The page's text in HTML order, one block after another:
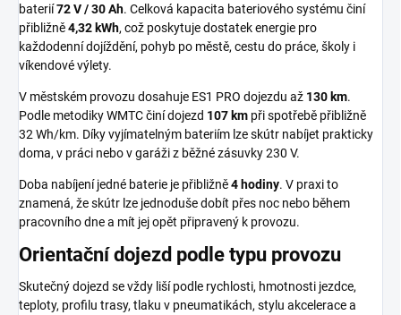
baterií72 V / 30 Ah. Celková kapacita bateriového systému činí
přibližně4,32 kWh, což poskytuje dostatek energie pro
každodenní dojíždění, pohyb po městě, cestu do práce, školy i
víkendové výlety.
V městském provozu dosahuje ES1 PRO dojezdu až 130 km.
Podle metodiky WMTC činí dojezd 107 km při spotřebě přibližně
32 Wh/km. Díky vyjímatelným bateriím lze skútr nabíjet prakticky
doma, v práci nebo v garáži z běžné zásuvky230 V.
Doba nabíjení jedné baterie je přibližně4 hodiny. V praxi to
znamená, že skútr lze jednoduše dobít přes noc nebo během
pracovního dne a mít jej opět připravený k provozu.
Orientační dojezd podle typu provozu
Skutečný dojezd se vždy liší podle rychlosti, hmotnosti jezdce,
teploty, profilu trasy, tlaku v pneumatikách, stylu akcelerace a